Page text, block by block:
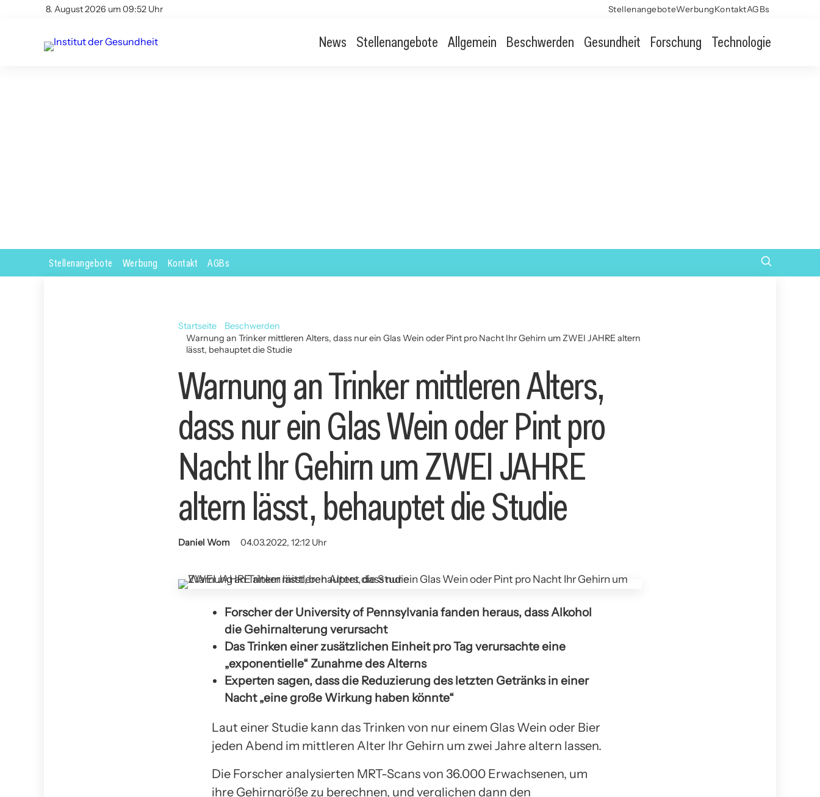
8. August 2026 um 09:52 Uhr StellenangeboteWerbungKontaktAGBs
News Stellenangebote Allgemein Beschwerden Gesundheit Forschung Technologie
Stellenangebote Werbung Kontakt AGBs
Startseite
Beschwerden
Warnung an Trinker mittleren Alters, dass nur ein Glas Wein oder Pint pro Nacht Ihr Gehirn um ZWEI JAHRE altern
lässt, behauptet die Studie
Warnung an Trinker mittleren Alters,
dass nur ein Glas Wein oder Pint pro
Nacht Ihr Gehirn um ZWEI JAHRE
altern lässt, behauptet die Studie
Daniel Wom 04.03.2022, 12:12 Uhr
Forscher der University of Pennsylvania fanden heraus, dass Alkohol
die Gehirnalterung verursacht
Das Trinken einer zusätzlichen Einheit pro Tag verursachte eine
„exponentielle“ Zunahme des Alterns
Experten sagen, dass die Reduzierung des letzten Getränks in einer
Nacht „eine große Wirkung haben könnte“
Laut einer Studie kann das Trinken von nur einem Glas Wein oder Bier
jeden Abend im mittleren Alter Ihr Gehirn um zwei Jahre altern lassen.
Die Forscher analysierten MRT-Scans von 36.000 Erwachsenen, um
ihre Gehirngröße zu berechnen, und verglichen dann den